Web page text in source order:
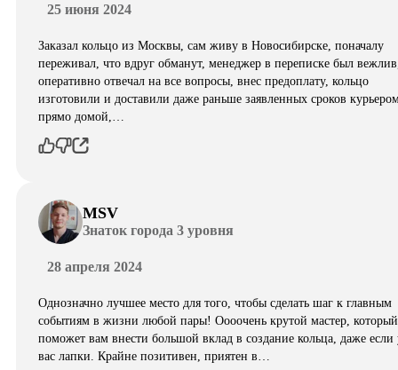
25 июня 2024
Заказал кольцо из Москвы, сам живу в Новосибирске, поначалу
переживал, что вдруг обманут, менеджер в переписке был
оперативно отвечал на все вопросы, внес предоплату, кольцо
изготовили и доставили даже раньше заявленных сроков
прямо домой,…
MSV
Знаток города 3 уровня
28 апреля 2024
Однозначно лучшее место для того, чтобы сделать шаг к главным
событиям в жизни любой пары! Оооочень крутой мастер, который
поможет вам внести большой вклад в создание кольца, даже если
вас лапки. Крайне позитивен, приятен в…